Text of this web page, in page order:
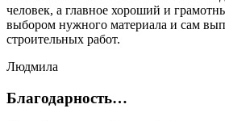
человек, а главное хороший и
выбором нужного материала и сам
строительных работ.
Людмила
Благодарность…